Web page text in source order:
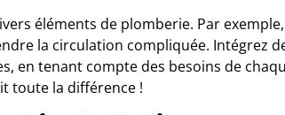
éléments de plomberie. Par
la circulation compliquée. Intégrez
en tenant compte des besoins de
toute la différence !